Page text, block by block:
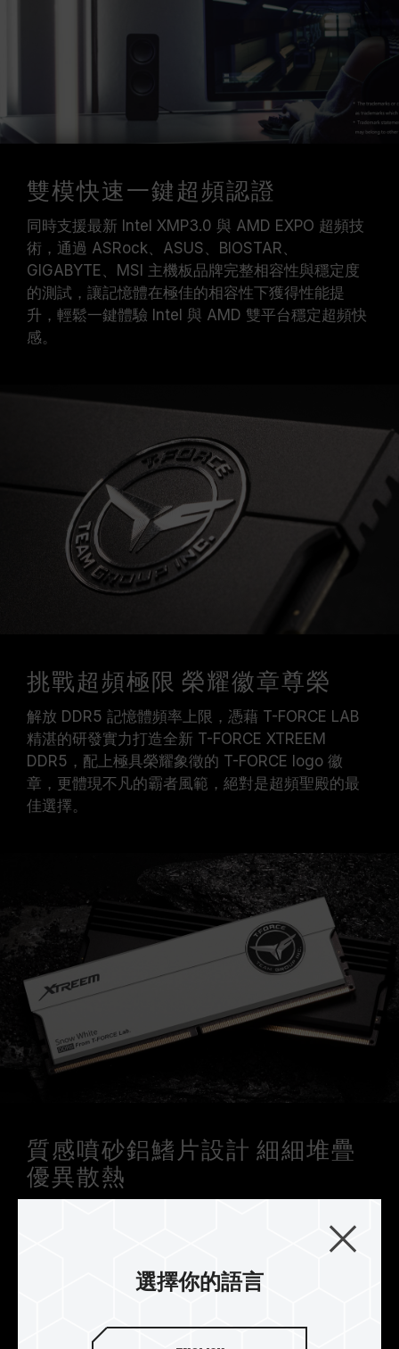
雙模快速一鍵超頻認證
同時支援最新 Intel XMP3.0 與 AMD EXPO 超頻技
術，通過 ASRock、ASUS、BIOSTAR、
GIGABYTE、MSI 主機板品牌完整相容性與穩定度
的測試，讓記憶體在極佳的相容性下獲得性能提
升，輕鬆一鍵體驗 Intel 與 AMD 雙平台穩定超頻快
感。
挑戰超頻極限 榮耀徽章尊榮
解放 DDR5 記憶體頻率上限，憑藉 T-FORCE LAB
精湛的研發實力打造全新 T-FORCE XTREEM
DDR5，配上極具榮耀象徵的 T-FORCE logo 徽
章，更體現不凡的霸者風範，絕對是超頻聖殿的最
佳選擇。
質感噴砂鋁鰭片設計 細細堆疊
優異散熱
形成的冷熱能量轉換，透過質感噴砂融合玄武岩般
厚實金屬兩片式傾斜鋁鰭片設計，呈現玄武岩與沙
灘的外型視覺，得到優異降溫的散熱效果，烙印 T-
選擇你的語言